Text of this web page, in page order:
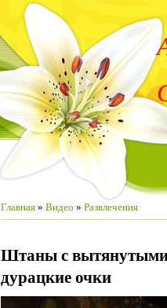
Главная » Видео » Развлечения
Штаны с
дурацкие очки